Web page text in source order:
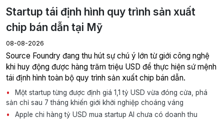
Startup tái định hình quy trình sản xuất
chip bán dẫn tại Mỹ
08-08-2026
Source Foundry đang thu hút sự chú ý lớn từ giới công nghệ
khi huy động được hàng trăm triệu USD để thực hiện sứ mệnh
tái định hình toàn bộ quy trình sản xuất chip bán dẫn.
Một startup từng được định giá 1,1 tỷ USD vừa đóng cửa, phá
sản chỉ sau 7 tháng khiến giới khởi nghiệp choáng váng
Apple chi hàng tỷ USD mua startup AI chưa có doanh thu